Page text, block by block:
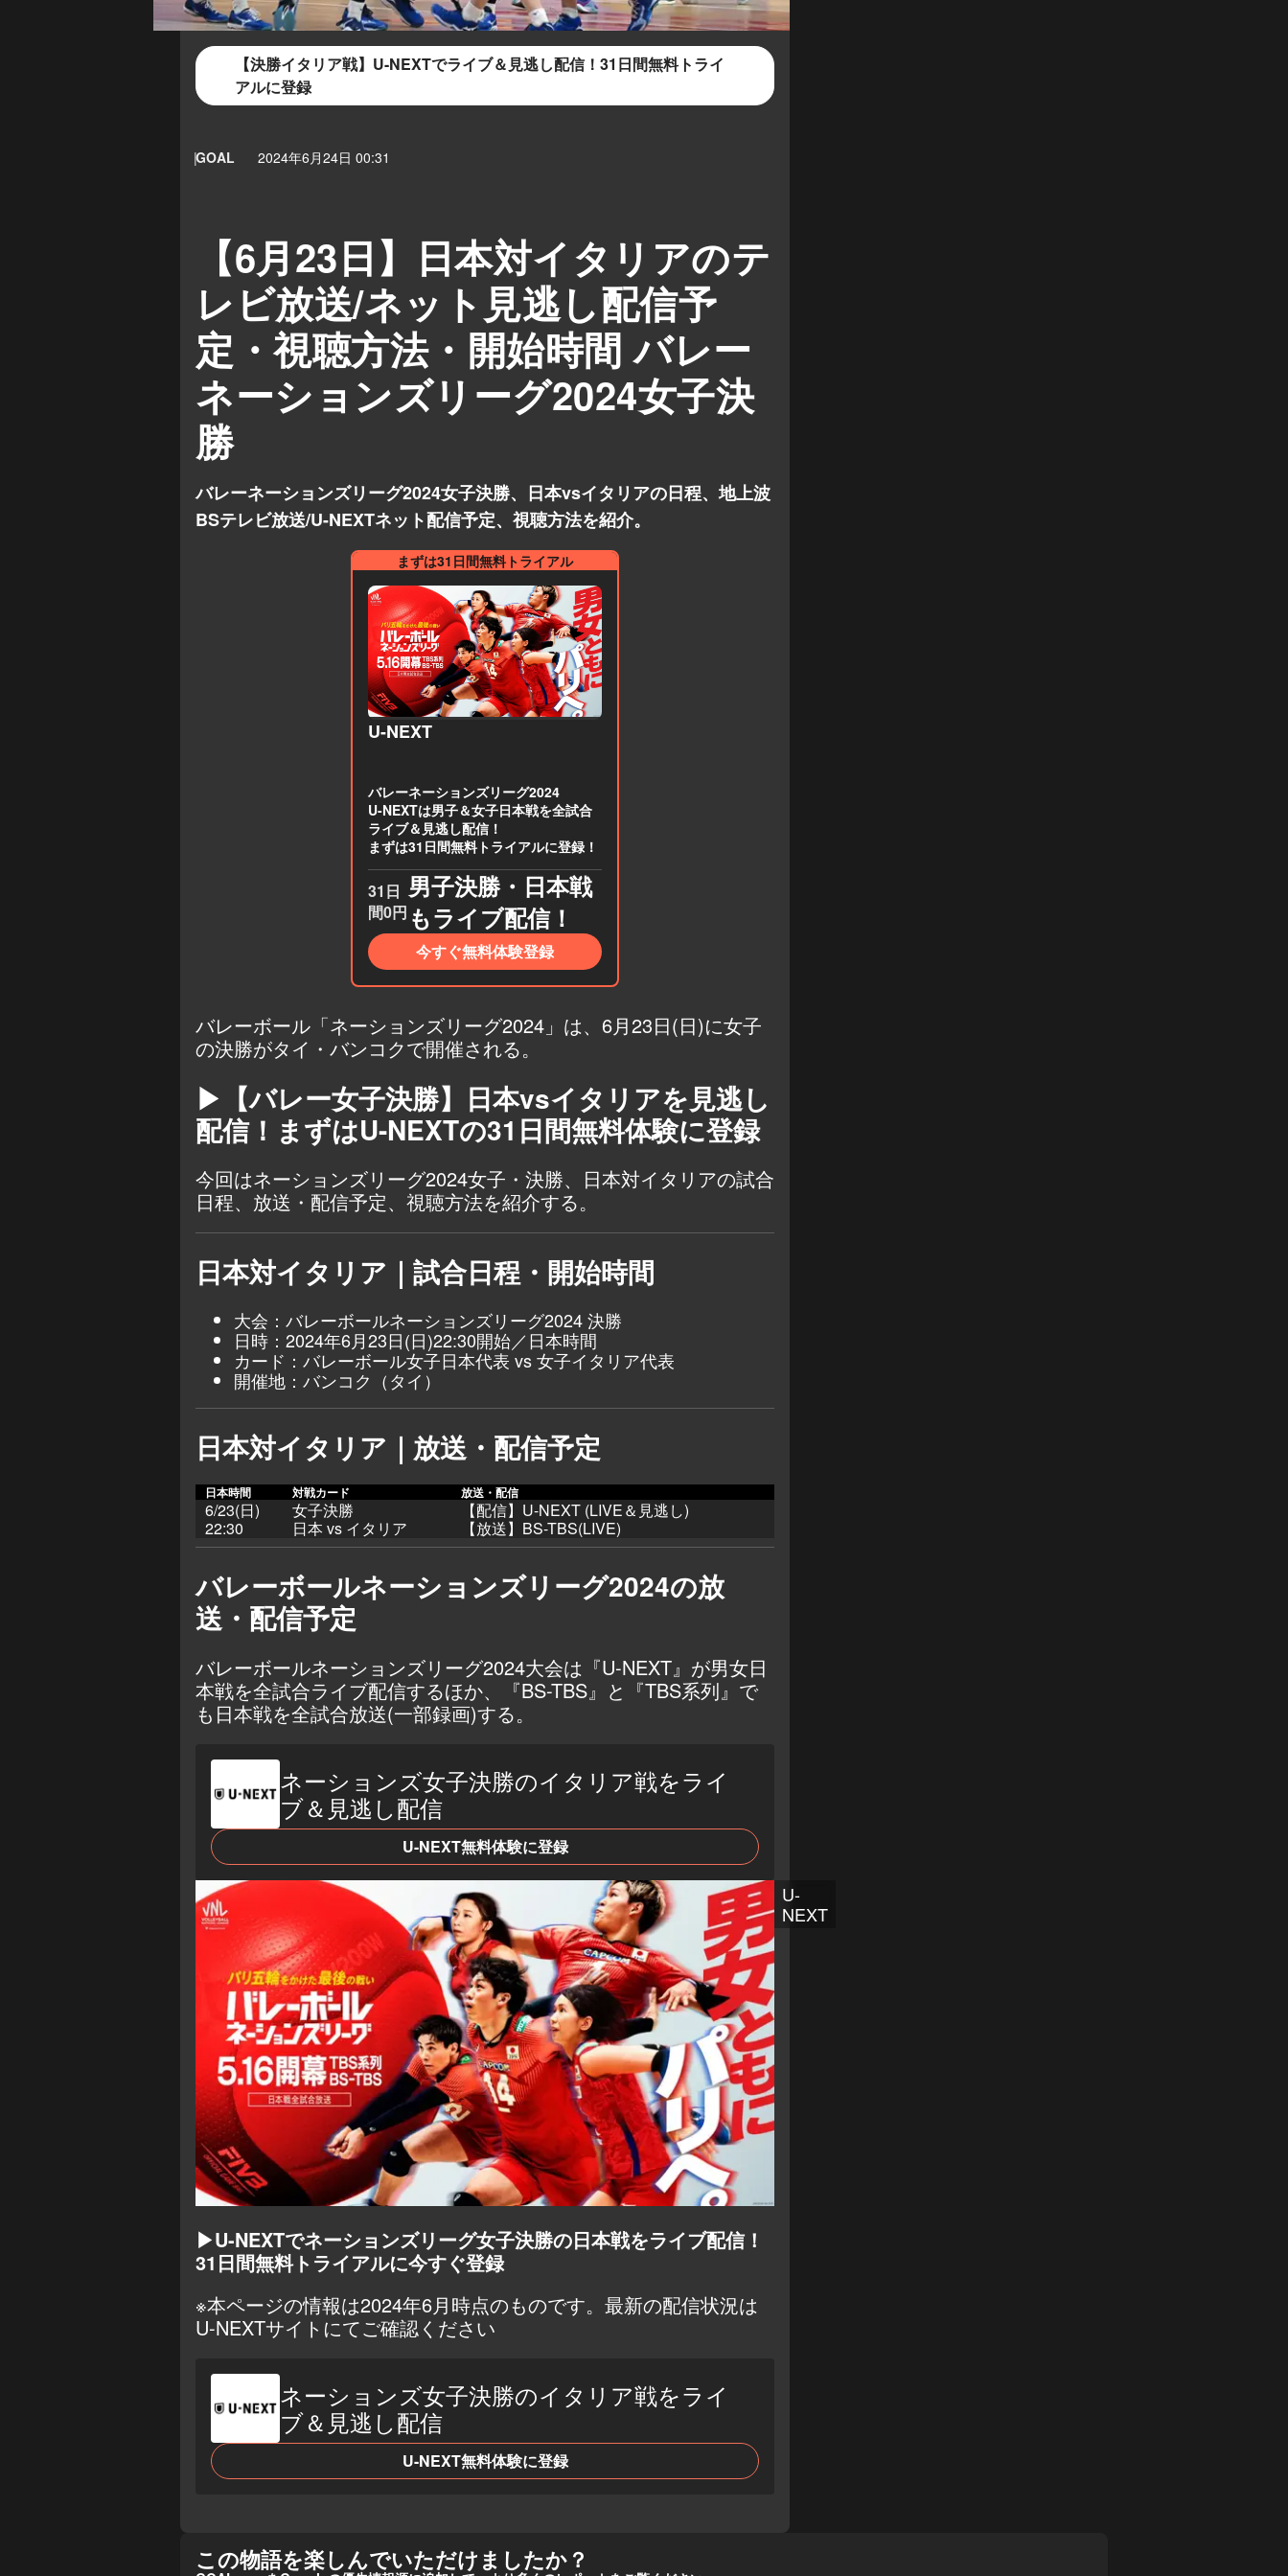
【決勝イタリア戦】U-NEXTでライブ＆見逃し配信！31日間無料トライ
アルに登録
GOAL 2024年6月24日 00:31
【6月23日】日本対イタリアのテ
レビ放送/ネット見逃し配信予
定・視聴方法・開始時間 バレー
ネーションズリーグ2024女子決
勝
バレーネーションズリーグ2024女子決勝、日本vsイタリアの日程、地上波
BSテレビ放送/U-NEXTネット配信予定、視聴方法を紹介。
まずは31日間無料トライアル
U-NEXT
バレーネーションズリーグ2024
U-NEXTは男子＆女子日本戦を全試合
ライブ＆見逃し配信 ！
まずは31日間無料トライアルに登録！
31日
間0円
男子決勝・日本戦
もライブ配信！
今すぐ無料体験登録
バレーボール「ネーションズリーグ2024」は、6月23日(日)に女子
の決勝がタイ・バンコクで開催される。
▶【バレー女子決勝】日本vsイタリアを見逃し
配信！まずはU-NEXTの31日間無料体験に登録
今回はネーションズリーグ2024女子・決勝、日本対イタリアの試合
日程、放送・配信予定、視聴方法を紹介する。
日本対イタリア｜試合日程・開始時間
大会：バレーボールネーションズリーグ2024 決勝
日時：2024年6月23日(日)22:30開始／日本時間
カード：バレーボール女子日本代表 vs 女子イタリア代表
開催地：バンコク（タイ）
日本対イタリア｜放送・配信予定
日本時間 対戦カード 放送・配信
6/23(日)
22:30
女子決勝
日本 vs イタリア
【配信】 U-NEXT (LIVE＆見逃し)
【放送】BS-TBS(LIVE)
バレーボールネーションズリーグ2024の放
送・配信予定
バレーボールネーションズリーグ2024大会は『U-NEXT』が男女日
本戦を全試合ライブ配信するほか、『BS-TBS』と『TBS系列』で
も日本戦を全試合放送(一部録画)する。
ネーションズ女子決勝のイタリア戦をライ
ブ＆見逃し配信
U-NEXT無料体験に登録
U-
NEXT
▶U-NEXTでネーションズリーグ女子決勝の日本戦をライブ配信！
31日間無料トライアルに今すぐ登録
※本ページの情報は2024年6月時点のものです。最新の配信状況は
U-NEXTサイトにてご確認ください
ネーションズ女子決勝のイタリア戦をライ
ブ＆見逃し配信
U-NEXT無料体験に登録
この物語を楽しんでいただけましたか？